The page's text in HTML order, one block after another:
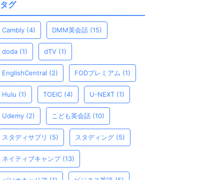
タグ
Cambly (4) DMM英会話 (15)
doda (1) dTV (1)
EnglishCentral (2) FODプレミアム (1)
Hulu (1) TOEIC (4) U-NEXT (1)
Udemy (2) こども英会話 (10)
スタディサプリ (5) スタディング (5)
ネイティブキャンプ(13)